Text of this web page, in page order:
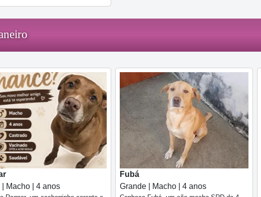
| Macho | 4 anos
Fubá
Grande | Macho | 4 anos